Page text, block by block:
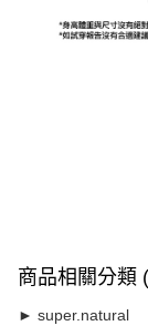
商品相關分類
► super.natural